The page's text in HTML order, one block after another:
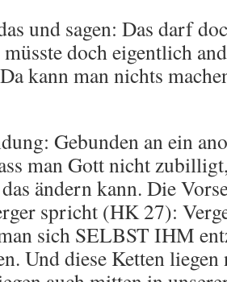
und sagen: Das darf
doch eigentlich
kann man nichts
Gebunden an ein
man Gott nicht
ändern kann. Die
spricht (HK 27):
sich SELBST IHM
Und diese Ketten